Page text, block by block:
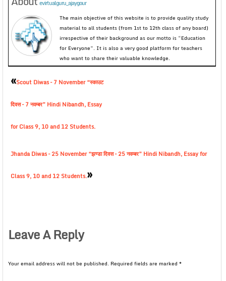
evirtualguru_ajaygour
The main objective of this website is to provide quality study
material to all students (from 1st to 12th class of any board)
irrespective of their background as our motto is “Education
for Everyone”. It is also a very good platform for teachers
who want to share their valuable knowledge.
«Scout Diwas – 7 November “स्काउट
दिवस – 7 नवम्बर” Hindi Nibandh, Essay
for Class 9, 10 and 12 Students.
Jhanda Diwas – 25 November “झण्डा दिवस – 25 नवम्बर” Hindi Nibandh, Essay for
Class 9, 10 and 12 Students.»
Leave A Reply
Your email address will not be published. Required fields are marked *